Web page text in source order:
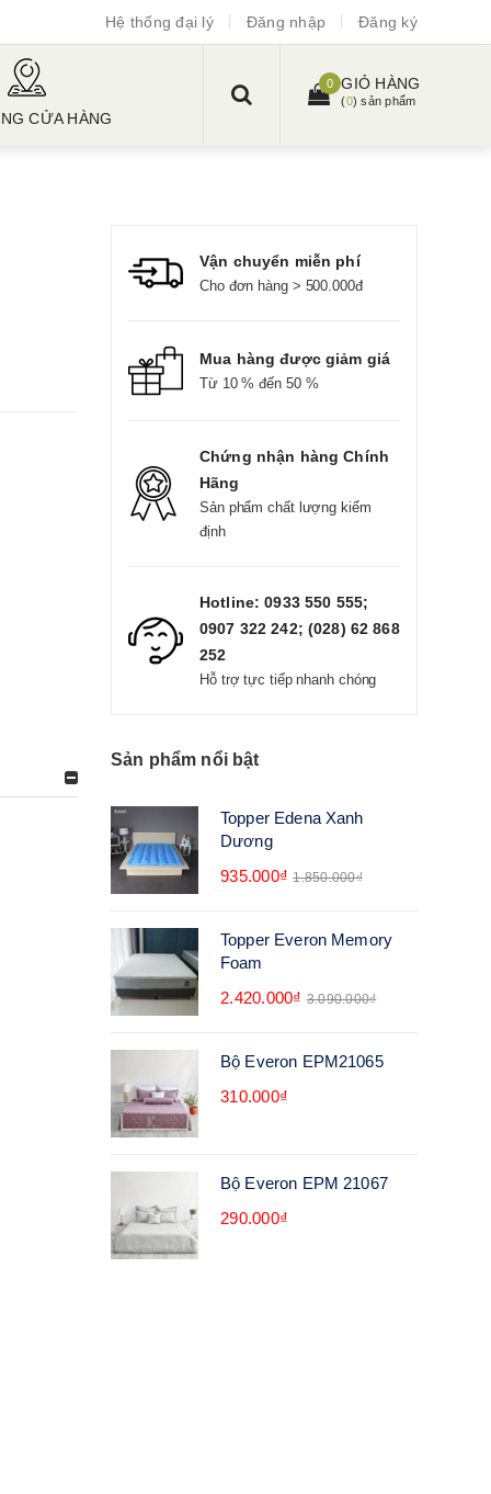
Hệ thống đại lý Đăng nhập Đăng ký
CỬA HÀNG
0 GIỎ HÀNG
(0) sản phẩm
Vận chuyển miễn phí
Cho đơn hàng > 500.000đ
Mua hàng được giảm giá
Từ 10 % đến 50 %
Chứng nhận hàng Chính
Hãng
Sản phẩm chất lượng kiểm
định
Hotline: 0933 550 555;
0907 322 242; (028) 62 868
252
Hỗ trợ tực tiếp nhanh chóng
Sản phẩm nổi bật
Topper Edena Xanh
Dương
935.000₫ 1.850.000₫
Topper Everon Memory
Foam
2.420.000₫ 3.090.000₫
Bộ Everon EPM21065
310.000₫
Bộ Everon EPM 21067
290.000₫